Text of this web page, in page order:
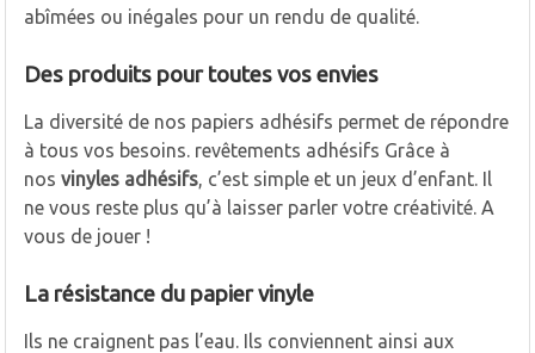
abîmées ou inégales pour un rendu de qualité.
Des produits pour toutes vos envies
La diversité de nos papiers adhésifs permet de répondre
à tous vos besoins. revêtements adhésifs Grâce à
nos vinyles adhésifs, c’est simple et un jeux d’enfant. Il
ne vous reste plus qu’à laisser parler votre créativité. A
vous de jouer !
La résistance du papier vinyle
Ils ne craignent pas l’eau. Ils conviennent ainsi aux